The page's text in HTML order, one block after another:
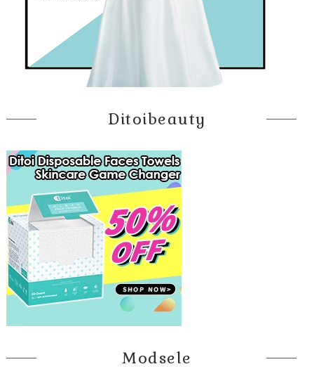
Ditoibeauty
Modsele